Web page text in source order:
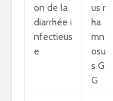
on de la
diarrhée i
nfectieus
e
us r
ha
mn
osu
s G
G